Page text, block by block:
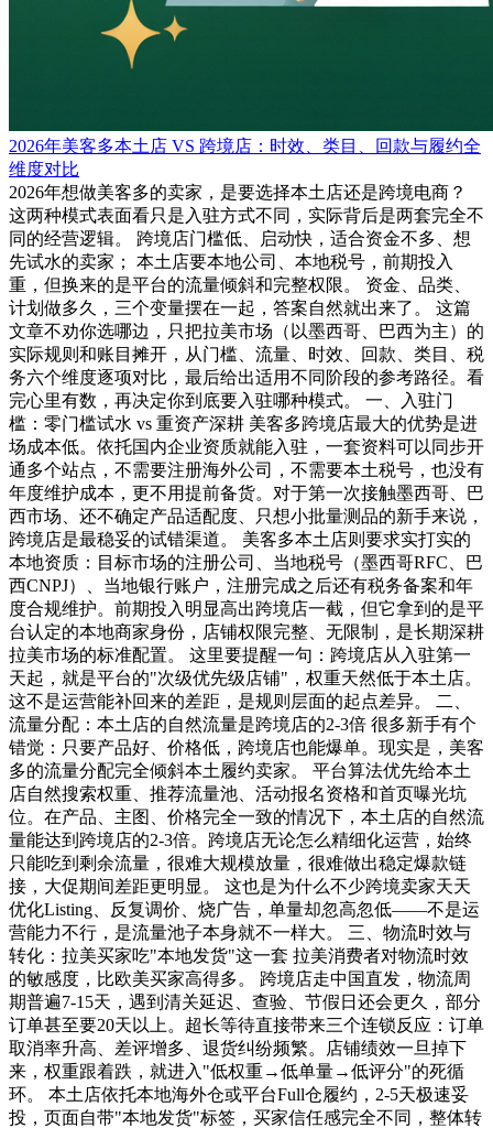
2026年美客多本土店 VS 跨境店：时效、类目、回款与履约全
维度对比
2026年想做美客多的卖家，是要选择本土店还是跨境电商？
这两种模式表面看只是入驻方式不同，实际背后是两套完全不
同的经营逻辑。 跨境店门槛低、启动快，适合资金不多、想
先试水的卖家； 本土店要本地公司、本地税号，前期投入
重，但换来的是平台的流量倾斜和完整权限。 资金、品类、
计划做多久，三个变量摆在一起，答案自然就出来了。 这篇
文章不劝你选哪边，只把拉美市场（以墨西哥、巴西为主）的
实际规则和账目摊开，从门槛、流量、时效、回款、类目、税
务六个维度逐项对比，最后给出适用不同阶段的参考路径。看
完心里有数，再决定你到底要入驻哪种模式。 一、入驻门
槛：零门槛试水 vs 重资产深耕 美客多跨境店最大的优势是进
场成本低。依托国内企业资质就能入驻，一套资料可以同步开
通多个站点，不需要注册海外公司，不需要本土税号，也没有
年度维护成本，更不用提前备货。对于第一次接触墨西哥、巴
西市场、还不确定产品适配度、只想小批量测品的新手来说，
跨境店是最稳妥的试错渠道。 美客多本土店则要求实打实的
本地资质：目标市场的注册公司、当地税号（墨西哥RFC、巴
西CNPJ）、当地银行账户，注册完成之后还有税务备案和年
度合规维护。前期投入明显高出跨境店一截，但它拿到的是平
台认定的本地商家身份，店铺权限完整、无限制，是长期深耕
拉美市场的标准配置。 这里要提醒一句：跨境店从入驻第一
天起，就是平台的"次级优先级店铺"，权重天然低于本土店。
这不是运营能补回来的差距，是规则层面的起点差异。 二、
流量分配：本土店的自然流量是跨境店的2-3倍 很多新手有个
错觉：只要产品好、价格低，跨境店也能爆单。现实是，美客
多的流量分配完全倾斜本土履约卖家。 平台算法优先给本土
店自然搜索权重、推荐流量池、活动报名资格和首页曝光坑
位。在产品、主图、价格完全一致的情况下，本土店的自然流
量能达到跨境店的2-3倍。跨境店无论怎么精细化运营，始终
只能吃到剩余流量，很难大规模放量，很难做出稳定爆款链
接，大促期间差距更明显。 这也是为什么不少跨境卖家天天
优化Listing、反复调价、烧广告，单量却忽高忽低——不是运
营能力不行，是流量池子本身就不一样大。 三、物流时效与
转化：拉美买家吃"本地发货"这一套 拉美消费者对物流时效
的敏感度，比欧美买家高得多。 跨境店走中国直发，物流周
期普遍7-15天，遇到清关延迟、查验、节假日还会更久，部分
订单甚至要20天以上。超长等待直接带来三个连锁反应：订单
取消率升高、差评增多、退货纠纷频繁。店铺绩效一旦掉下
来，权重跟着跌，就进入"低权重→低单量→低评分"的死循
环。 本土店依托本地海外仓或平台Full仓履约，2-5天极速妥
投，页面自带"本地发货"标签，买家信任感完全不同，整体转